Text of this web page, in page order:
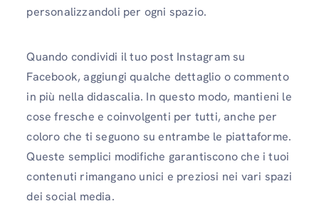
personalizzandoli per ogni spazio.
Quando condividi il tuo post Instagram su
Facebook, aggiungi qualche dettaglio o commento
in più nella didascalia. In questo modo, mantieni le
cose fresche e coinvolgenti per tutti, anche per
coloro che ti seguono su entrambe le piattaforme.
Queste semplici modifiche garantiscono che i tuoi
contenuti rimangano unici e preziosi nei vari spazi
dei social media.